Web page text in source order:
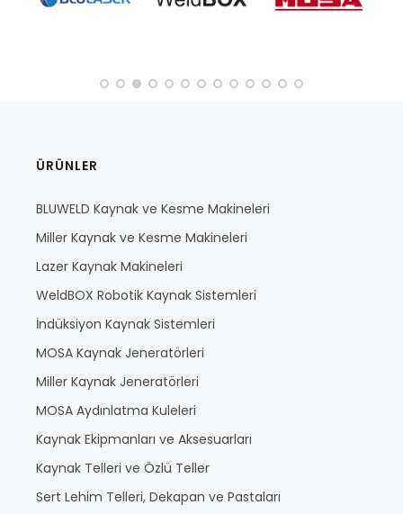
ÜRÜNLER
BLUWELD Kaynak ve Kesme Makineleri
Miller Kaynak ve Kesme Makineleri
Lazer Kaynak Makineleri
WeldBOX Robotik Kaynak Sistemleri
İndüksiyon Kaynak Sistemleri
MOSA Kaynak Jeneratörleri
Miller Kaynak Jeneratörleri
MOSA Aydınlatma Kuleleri
Kaynak Ekipmanları ve Aksesuarları
Kaynak Telleri ve Özlü Teller
Sert Lehim Telleri, Dekapan ve Pastaları